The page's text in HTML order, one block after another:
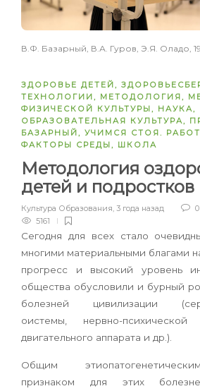
В.Ф. Базарный, В.А. Гуров, Э.Я. Оладо,
ЗДОРОВЬЕ ДЕТЕЙ,
ТЕХНОЛОГИИ, МЕТОДОЛОГИЯ,
ФИЗИЧЕСКОЙ КУЛЬТУРЫ, НАУКА,
ОБРАЗОВАТЕЛЬНАЯ КУЛЬТУРА,
БАЗАРНЫЙ, УЧИМСЯ СТОЯ.
ФАКТОРЫ СРЕДЫ, ШКОЛА
Методология
детей и подростков
Культура Образования, 3 года назад 0
5161
Сегодня для всех стало
многими материальными благами
прогресс и высокий уровень
общества обусловили и бурный
болезней цивилизации
оистемы, нервно-
двигательного аппарата и др.).
Общим
признаком для этих